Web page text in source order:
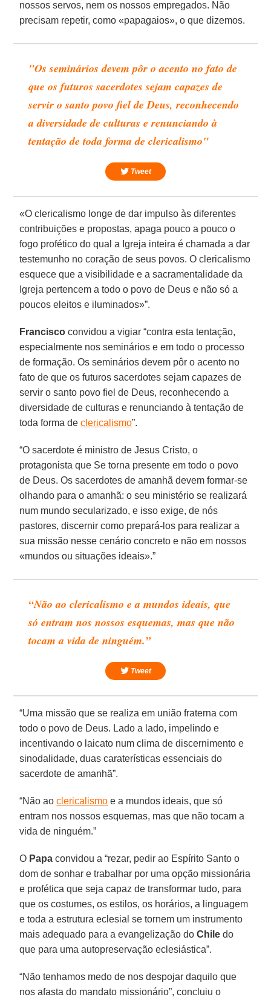
nossos servos, nem os nossos empregados. Não
precisam repetir, como «papagaios», o que dizemos.
"Os seminários devem pôr o acento no fato de
que os futuros sacerdotes sejam capazes de
servir o santo povo fiel de Deus, reconhecendo
a diversidade de culturas e renunciando à
tentação de toda forma de clericalismo"
Tweet
«O clericalismo longe de dar impulso às diferentes
contribuições e propostas, apaga pouco a pouco o
fogo profético do qual a Igreja inteira é chamada a dar
testemunho no coração de seus povos. O clericalismo
esquece que a visibilidade e a sacramentalidade da
Igreja pertencem a todo o povo de Deus e não só a
poucos eleitos e iluminados»”.
Francisco convidou a vigiar “contra esta tentação,
especialmente nos seminários e em todo o processo
de formação. Os seminários devem pôr o acento no
fato de que os futuros sacerdotes sejam capazes de
servir o santo povo fiel de Deus, reconhecendo a
diversidade de culturas e renunciando à tentação de
toda forma declericalismo”.
“O sacerdote é ministro de Jesus Cristo, o
protagonista que Se torna presente em todo o povo
de Deus. Os sacerdotes de amanhã devem formar-se
olhando para o amanhã: o seu ministério se realizará
num mundo secularizado, e isso exige, de nós
pastores, discernir como prepará-los para realizar a
sua missão nesse cenário concreto e não em nossos
«mundos ou situações ideais».”
“Não ao clericalismo e a mundos ideais, que
só entram nos nossos esquemas, mas que não
tocam a vida de ninguém.”
Tweet
“Uma missão que se realiza em união fraterna com
todo o povo de Deus. Lado a lado, impelindo e
incentivando o laicato num clima de discernimento e
sinodalidade, duas caraterísticas essenciais do
sacerdote de amanhã”.
“Não aoclericalismo e a mundos ideais, que só
entram nos nossos esquemas, mas que não tocam a
vida de ninguém.”
O Papa convidou a “rezar, pedir ao Espírito Santo o
dom de sonhar e trabalhar por uma opção missionária
e profética que seja capaz de transformar tudo, para
que os costumes, os estilos, os horários, a linguagem
e toda a estrutura eclesial se tornem um instrumento
mais adequado para a evangelização doChile do
que para uma autopreservação eclesiástica”.
“Não tenhamos medo de nos despojar daquilo que
nos afasta do mandato missionário”, concluiu o